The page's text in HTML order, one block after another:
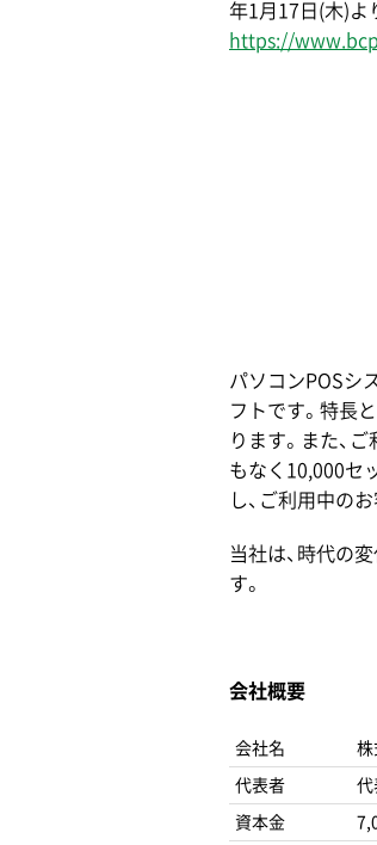
年1月17日(木)よ
https://
パソコンPOSシ
フトです。特長
ります。また、
もなく10,000セ
し、ご利用中の
当社は、時代の
す。
会社概要
会社名 株
代表者
資本金